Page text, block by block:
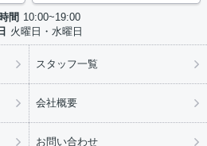
間 10:00~19:00
火曜日・水曜日
スタッフ一覧
会社概要
お問い合わせ